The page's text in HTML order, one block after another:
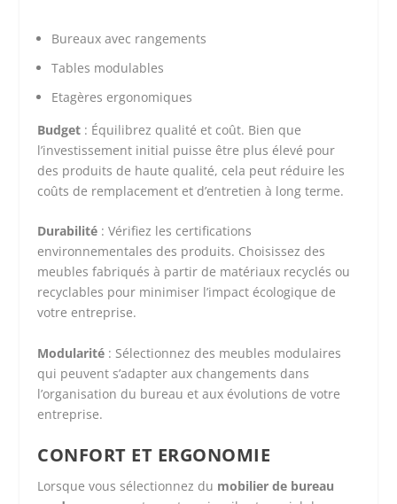
Bureaux avec rangements
Tables modulables
Etagères ergonomiques
Budget : Équilibrez qualité et coût. Bien que
l’investissement initial puisse être plus élevé pour
des produits de haute qualité, cela peut réduire les
coûts de remplacement et d’entretien à long terme.
Durabilité : Vérifiez les certifications
environnementales des produits. Choisissez des
meubles fabriqués à partir de matériaux recyclés ou
recyclables pour minimiser l’impact écologique de
votre entreprise.
Modularité : Sélectionnez des meubles modulaires
qui peuvent s’adapter aux changements dans
l’organisation du bureau et aux évolutions de votre
entreprise.
CONFORT ET ERGONOMIE
Lorsque vous sélectionnez du mobilier de bureau